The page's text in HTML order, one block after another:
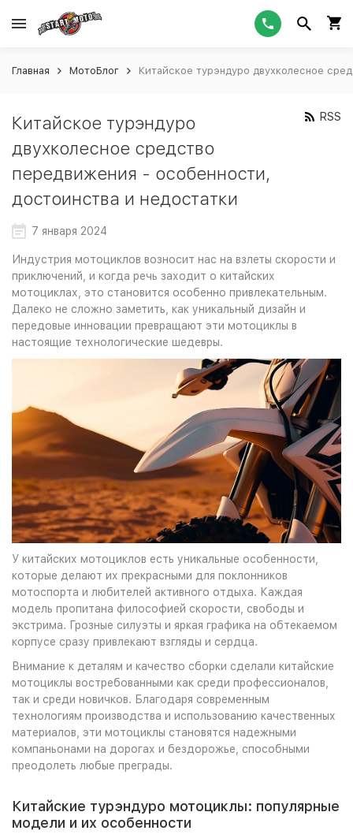
Главная МотоБлог Китайское турэндуро двухколесное
Китайское турэндуро
двухколесное средство
передвижения - особенности,
достоинства и недостатки
RSS
7 января 2024
Индустрия мотоциклов возносит нас на взлеты скорости и
приключений, и когда речь заходит о китайских
мотоциклах, это становится особенно привлекательным.
Далеко не сложно заметить, как уникальный дизайн и
передовые инновации превращают эти мотоциклы в
настоящие технологические шедевры.
У китайских мотоциклов есть уникальные особенности,
которые делают их прекрасными для поклонников
мотоспорта и любителей активного отдыха. Каждая
модель пропитана философией скорости, свободы и
экстрима. Грозные силуэты и яркая графика на обтекаемом
корпусе сразу привлекают взгляды и сердца.
Внимание к деталям и качество сборки сделали китайские
мотоциклы востребованными как среди профессионалов,
так и среди новичков. Благодаря современным
технологиям производства и использованию качественных
материалов, эти мотоциклы становятся надежными
компаньонами на дорогах и бездорожье, способными
преодолеть любые преграды.
Китайские турэндуро мотоциклы: популярные
модели и их особенности